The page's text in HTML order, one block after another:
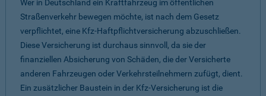
Wer in Deutschland ein Kraftfahrzeug im öffentlichen
Straßenverkehr bewegen möchte, ist nach dem Gesetz
verpflichtet, eine Kfz-Haftpflichtversicherung abzuschließen.
Diese Versicherung ist durchaus sinnvoll, da sie der
finanziellen Absicherung von Schäden, die der Versicherte
anderen Fahrzeugen oder Verkehrsteilnehmern zufügt, dient.
Ein zusätzlicher Baustein in der Kfz-Versicherung ist die